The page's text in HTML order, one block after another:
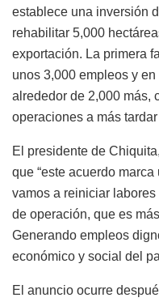
establece una inversión
rehabilitar 5,000
exportación. La primera
unos 3,000 empleos y
alrededor de 2,000 más,
operaciones a más
El presidente de
que “este acuerdo
vamos a reiniciar
de operación, que es
Generando empleos
económico y social del
El anuncio ocurre